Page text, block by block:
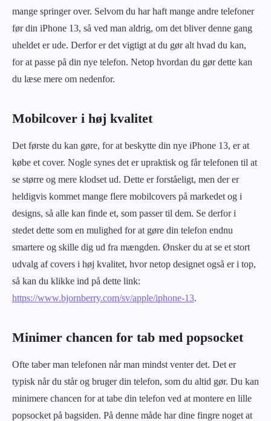
mange springer over. Selvom du har haft mange andre telefoner
før din iPhone 13, så ved man aldrig, om det bliver denne gang
uheldet er ude. Derfor er det vigtigt at du gør alt hvad du kan,
for at passe på din nye telefon. Netop hvordan du gør dette kan
du læse mere om nedenfor.
Mobilcover i høj kvalitet
Det første du kan gøre, for at beskytte din nye iPhone 13, er at
købe et cover. Nogle synes det er upraktisk og får telefonen til at
se større og mere klodset ud. Dette er forståeligt, men der er
heldigvis kommet mange flere mobilcovers på markedet og i
designs, så alle kan finde et, som passer til dem. Se derfor i
stedet dette som en mulighed for at gøre din telefon endnu
smartere og skille dig ud fra mængden. Ønsker du at se et stort
udvalg af covers i høj kvalitet, hvor netop designet også er i top,
så kan du klikke ind på dette link:
https://www.bjornberry.com/sv/apple/iphone-13.
Minimer chancen for tab med popsocket
Ofte taber man telefonen når man mindst venter det. Det er
typisk når du står og bruger din telefon, som du altid gør. Du kan
minimere chancen for at tabe din telefon ved at montere en lille
popsocket på bagsiden. På denne måde har dine fingre noget at